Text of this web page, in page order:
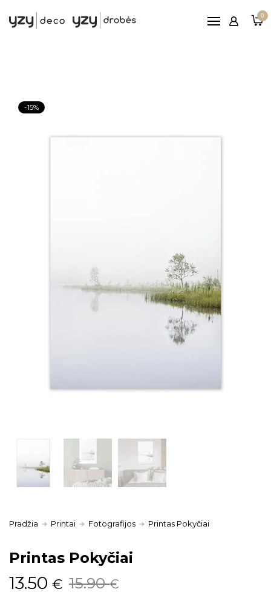
0
Printai
Patarimai
Nemokamaspristatymas nuo 100€
-15%
Pradžia Printai Fotografijos Printas Pokyčiai
Printas Pokyčiai
15.90€
Original
13.50 €
Current